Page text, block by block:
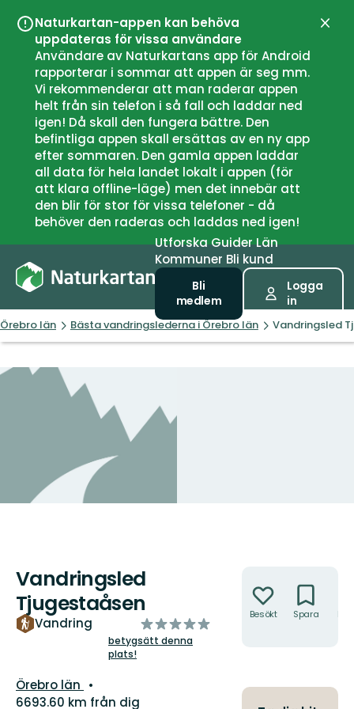
Naturkartan-appen kan behöva
uppdateras för vissa användare
Användare av Naturkartans app för Android
rapporterar i sommar att appen är seg mm.
Vi rekommenderar att man raderar appen
helt från sin telefon i så fall och laddar ned
igen! Då skall den fungera bättre. Den
befintliga appen skall ersättas av en ny app
efter sommaren. Den gamla appen laddar
all data för hela landet lokalt i appen (för
att klara offline-läge) men det innebär att
den blir för stor för vissa telefoner - då
behöver den raderas och laddas ned igen!
UtforskaGuiderLän
Kommuner Bli kund
Bli
medlem
Logga
in
Örebro län Bästa vandringslederna i Örebro län Vandringsled
Vandringsled
Tjugestaåsen
Vandring
av
5
betygsätt denna
plats!
Län:
Örebro län
6693.60 km från dig
Besökt Spara